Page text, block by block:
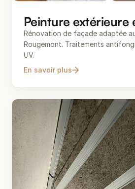
Peinture extérieure
Rénovation de façade adaptée
Rougemont. Traitements
UV.
En savoir plus